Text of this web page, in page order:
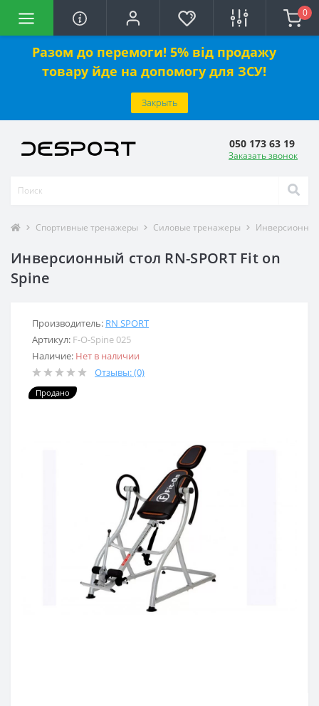
Разом до перемоги! 5% від продажу
товару йде на допомогу для ЗСУ!
Закрыть
0
050 173 63 19
Заказать звонок
Спортивные тренажеры Силовые тренажеры
Инверсионный стол RN-SPORT Fit on
Spine
Производитель: RN SPORT
Артикул: F-O-Spine 025
Наличие: Нет в наличии
Отзывы: (0)
Продано